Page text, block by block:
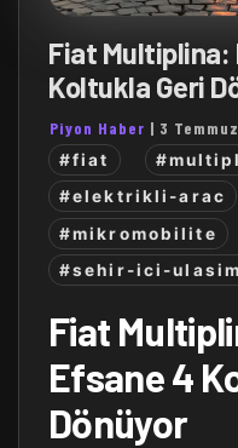
Fiat
Koltukla Geri
Piyon Haber | 3
#fiat
#elektrikli-arac
#mikromobilite
#sehir-ici-ulasim
Fiat
Efsane 4
Dönüyor